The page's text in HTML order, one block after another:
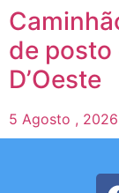
de posto
D’Oeste
5 Agosto , 2026